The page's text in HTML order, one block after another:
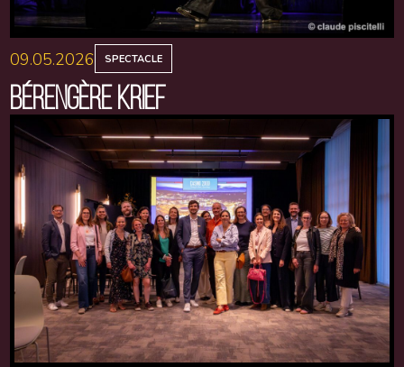
09.05.2026 SPECTACLE
BÉRENGÈRE KRIEF